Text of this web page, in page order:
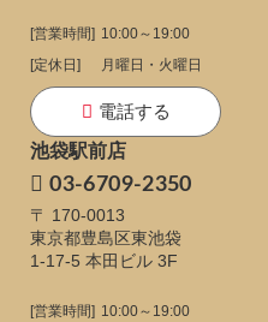
[営業時間] 10:00～19:00
[定休日]
月曜日・火曜日
電話する
池袋駅前店
03-6709-2350
〒 170-0013
東京都豊島区東池袋
1-17-5 本田ビル 3F
[営業時間] 10:00～19:00